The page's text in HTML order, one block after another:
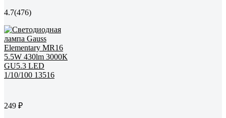
4.7(476)
249 ₽